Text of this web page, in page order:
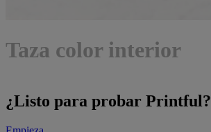
Taza color interior
¿Listo para probar Printful?